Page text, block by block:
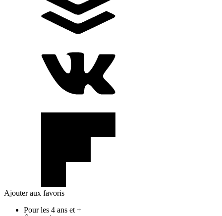
Ajouter aux favoris
Pour les 4 ans et +